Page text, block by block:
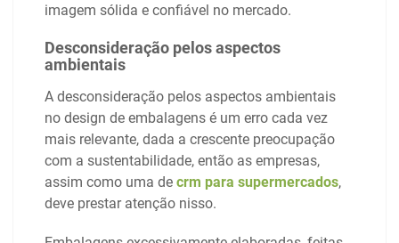
imagem sólida e confiável no mercado.
Desconsideração pelos aspectos
ambientais
A desconsideração pelos aspectos ambientais
no design de embalagens é um erro cada vez
mais relevante, dada a crescente preocupação
com a sustentabilidade, então as empresas,
assim como uma de crm para supermercados,
deve prestar atenção nisso.